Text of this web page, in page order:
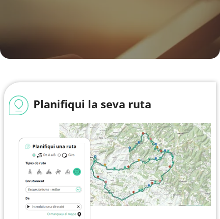
Planifiqui la seva ruta